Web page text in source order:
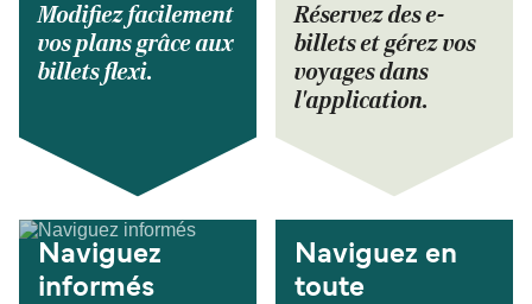
Modifiez facilement
vos plans grâce aux
billets flexi.
Réservez des e-
billets et gérez vos
voyages dans
l'application.
Naviguez
informés
Naviguez en
toute